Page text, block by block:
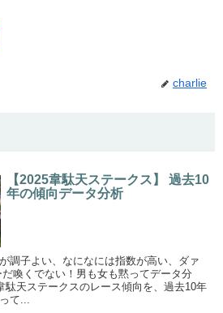
charlie
【2025韋駄天ステークス】 過去10
年の傾向データ分析
調子よい、なになには指数が高い、ダァ
喚くでない！男も女も黙ってデータ分
駄天ステークスのレース傾向を、過去10年
て...